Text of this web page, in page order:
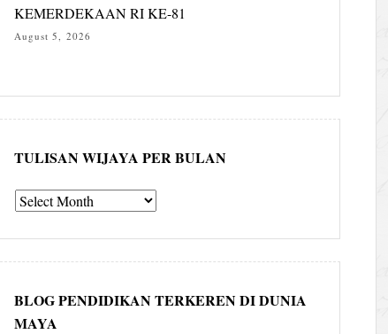
KEMERDEKAAN RI KE-81
August 5, 2026
TULISAN WIJAYA PER BULAN
Tulisan
per
bulan
BLOG PENDIDIKAN TERKEREN DI DUNIA
MAYA